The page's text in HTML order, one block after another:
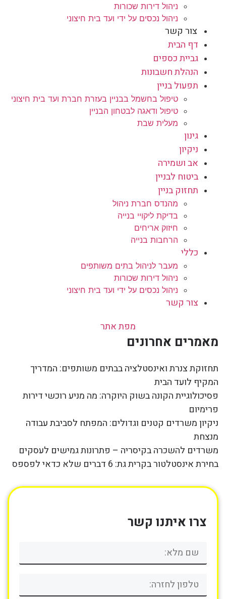
ניהול דירות שכורות
ניהול נכסים על ידי ועד בית חיצוני
צור קשר
דף הבית
גביית כספים
הנהלת חשבונות
תפעול בניין
טיפול בחשמל בבניין בעזרת חברת ועד בית חיצוני
טיפול ודאגה לבטחון הבניין
מעלית שבת
גינון
ניקיון
אב ושמירה
ביטוח לבניין
תחזוק בניין
מהנדס חברת ניהול
בדיקת ליקויי בנייה
חיזוק אריחים
הרחבות בנייה
כללי
מעבר לניהול בתים משותפים
ניהול דירות שכורות
ניהול נכסים על ידי ועד בית חיצוני
צור קשר
מפת אתר
מאמרים אחרונים
תחזוקת צנרת ואינסטלציה בבתים משותפים: המדריך
המקיף לועד הבית
פסיכולוגיית הקונה בשוק היוקרה: מה מניע רוכשי דירות
פרימיום
ניקיון משרדים קטנים וגדולים: המפתח לסביבת עבודה
מנצחת
משרדים להשכרה בקיסריה – פתרונות גמישים לעסקים
בחירת אינסטלטור בקרית גת: 6 דברים שלא כדאי לפספס
צרו איתנו קשר